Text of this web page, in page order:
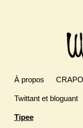
À propos CRAPO
Twittant et bloguant
Tipee